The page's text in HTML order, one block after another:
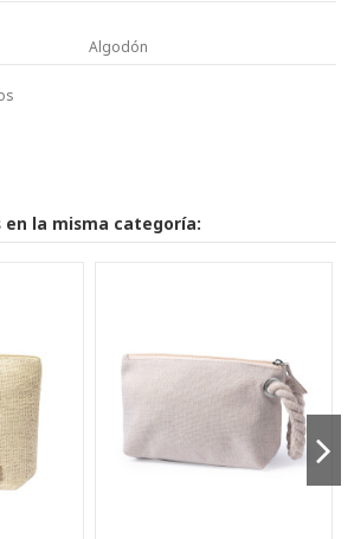
Algodón
la misma categoría: